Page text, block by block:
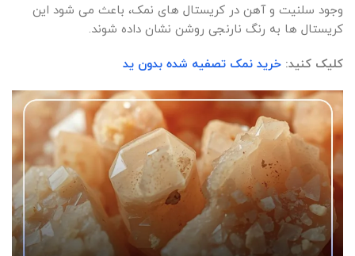
وجود سلنیت و آهن در کریستال های نمک، باعث می شود این
کریستال ها به رنگ نارنجی روشن نشان داده شوند.
کلیک کنید: خرید نمک تصفیه شده بدون ید